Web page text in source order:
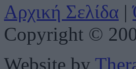
Αρχική Σελίδα |
Copyright ©
Website by